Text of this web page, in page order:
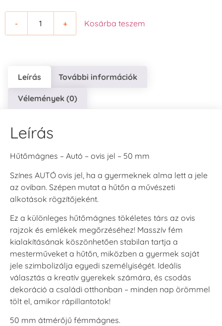
- + Kosárba teszem
Leírás További információk
Vélemények (0)
Leírás
Hűtőmágnes – Autó – ovis jel – 50 mm
Színes AUTÓ ovis jel, ha a gyermeknek alma lett a jele
az oviban. Szépen mutat a hűtőn a művészeti
alkotások rögzítőjeként.
Ez a különleges hűtőmágnes tökéletes társ az ovis
rajzok és emlékek megőrzéséhez! Masszív fém
kialakításának köszönhetően stabilan tartja a
mesterműveket a hűtőn, miközben a gyermek saját
jele szimbolizálja egyedi személyiségét. Ideális
választás a kreatív gyerekek számára, és csodás
dekoráció a családi otthonban – minden nap örömmel
tölt el, amikor rápillantotok!
50 mm átmérőjű fémmágnes.